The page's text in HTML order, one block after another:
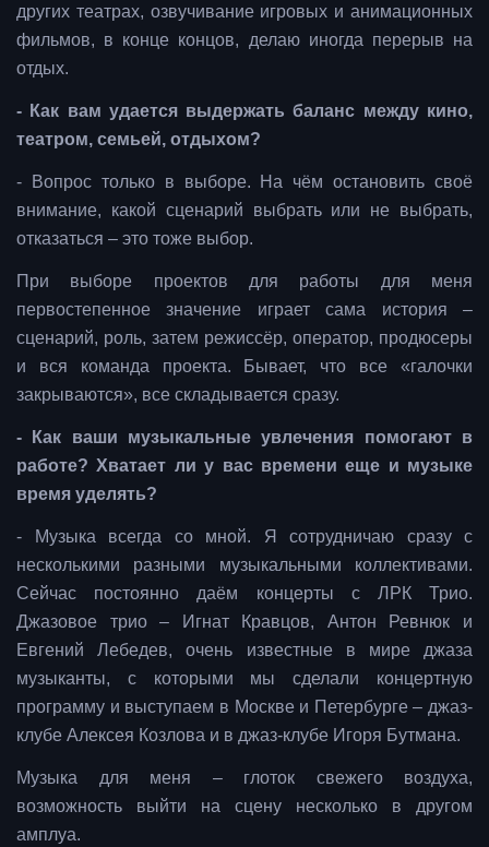
других театрах, озвучивание игровых и анимационных
фильмов, в конце концов, делаю иногда перерыв на
отдых.
- Как вам удается выдержать баланс между кино,
театром, семьей, отдыхом?
- Вопрос только в выборе. На чём остановить своё
внимание, какой сценарий выбрать или не выбрать,
отказаться – это тоже выбор.
При выборе проектов для работы для меня
первостепенное значение играет сама история –
сценарий, роль, затем режиссёр, оператор, продюсеры
и вся команда проекта. Бывает, что все «галочки
закрываются», все складывается сразу.
- Как ваши музыкальные увлечения помогают в
работе? Хватает ли у вас времени еще и музыке
время уделять?
- Музыка всегда со мной. Я сотрудничаю сразу с
несколькими разными музыкальными коллективами.
Сейчас постоянно даём концерты с ЛРК Трио.
Джазовое трио – Игнат Кравцов, Антон Ревнюк и
Евгений Лебедев, очень известные в мире джаза
музыканты, с которыми мы сделали концертную
программу и выступаем в Москве и Петербурге – джаз-
клубе Алексея Козлова и в джаз-клубе Игоря Бутмана.
Музыка для меня – глоток свежего воздуха,
возможность выйти на сцену несколько в другом
амплуа.